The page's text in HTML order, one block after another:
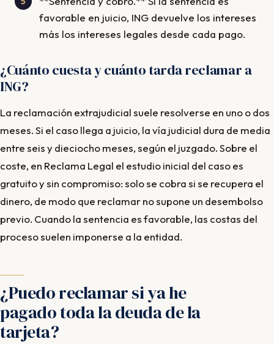
favorable en juicio, ING devuelve los intereses
más los intereses legales desde cada pago.
¿Cuánto cuesta y cuánto tarda reclamar a
ING?
La reclamación extrajudicial suele resolverse en uno o dos
meses. Si el caso llega a juicio, la vía judicial dura de media
entre seis y dieciocho meses, según el juzgado. Sobre el
coste, en Reclama Legal el estudio inicial del caso es
gratuito y sin compromiso: solo se cobra si se recupera el
dinero, de modo que reclamar no supone un desembolso
previo. Cuando la sentencia es favorable, las costas del
proceso suelen imponerse a la entidad.
¿Puedo reclamar si ya he
pagado toda la deuda de la
tarjeta?